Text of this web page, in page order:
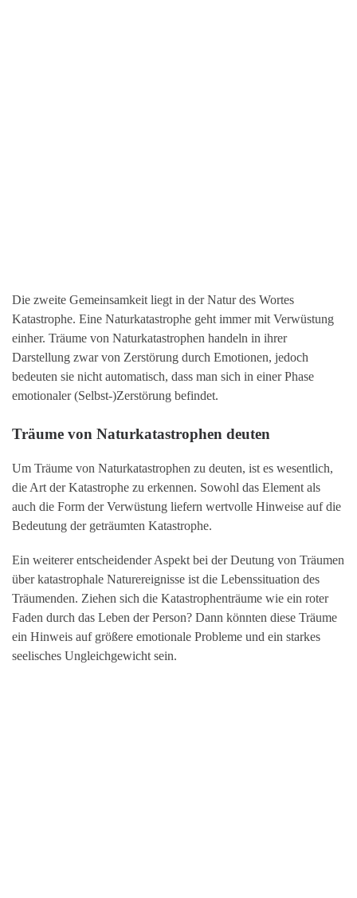
Die zweite Gemeinsamkeit liegt in der Natur des Wortes
Katastrophe. Eine Naturkatastrophe geht immer mit Verwüstung
einher. Träume von Naturkatastrophen handeln in ihrer
Darstellung zwar von Zerstörung durch Emotionen, jedoch
bedeuten sie nicht automatisch, dass man sich in einer Phase
emotionaler (Selbst-)Zerstörung befindet.
Träume von Naturkatastrophen deuten
Um Träume von Naturkatastrophen zu deuten, ist es wesentlich,
die Art der Katastrophe zu erkennen. Sowohl das Element als
auch die Form der Verwüstung liefern wertvolle Hinweise auf die
Bedeutung der geträumten Katastrophe.
Ein weiterer entscheidender Aspekt bei der Deutung von Träumen
über katastrophale Naturereignisse ist die Lebenssituation des
Träumenden. Ziehen sich die Katastrophenträume wie ein roter
Faden durch das Leben der Person? Dann könnten diese Träume
ein Hinweis auf größere emotionale Probleme und ein starkes
seelisches Ungleichgewicht sein.